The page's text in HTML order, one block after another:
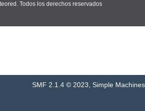
Todos los derechos reservados
SMF 2.1.4 © 2023 Simple Machines